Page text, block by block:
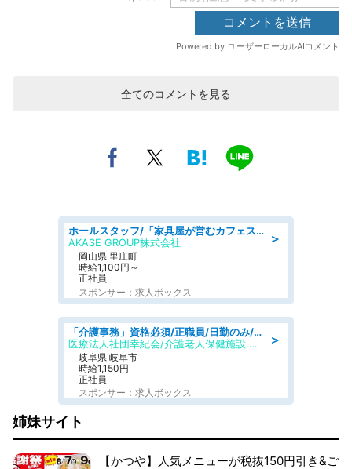
全てのコメントを見る
＞
ホールスタッフ/「家具屋が営むカフェスタッフ!」週2日～OK!嬉しいまかない付き/岡山県/浅口郡里庄町
AKASE GROUP株式会社
岡山県 里庄町
時給1,100円～
正社員
スポンサー：求人ボックス
＞
「介護事務」資格必須/正職員/日勤のみ/介護老人保健施設
医療法人社団幸紀会/介護老人保健施設 グリーンビラ安江
岐阜県 岐阜市
時給1,150円
正社員
スポンサー：求人ボックス
姉妹サイト
【かつや】人気メニューが税抜150円引き&ご